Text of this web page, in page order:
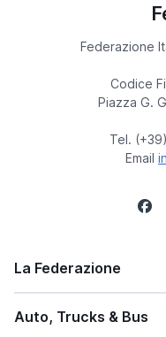
Federazione
Codice
Piazza G.
Tel.
Email
La Federazione
Auto, Trucks & Bus